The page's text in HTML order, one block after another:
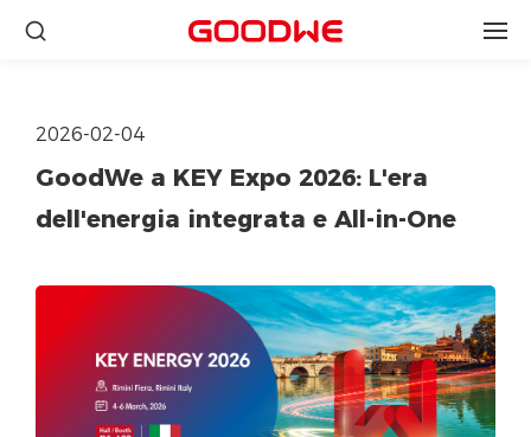
2026-02-04
GoodWe a KEY Expo 2026: L'era
dell'energia integrata e All-in-One